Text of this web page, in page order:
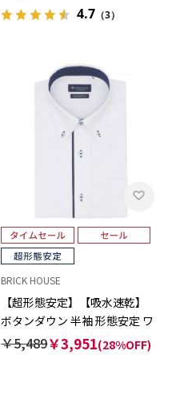
4.7 （3）
BRICK HOUSE
【超形態安定】【吸水速乾】
ボタンダウン 半袖 形態安定 ワ
イシャツ
￥5,489￥3,951(28%OFF)